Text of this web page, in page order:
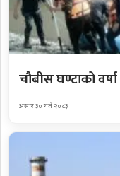
चौबीस घण्टाको
असार ३० गते २०८३